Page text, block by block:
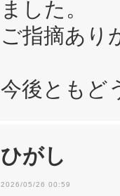
ました。
ご指摘あり
今後ともど
ひがし
2026/05/26 00:59